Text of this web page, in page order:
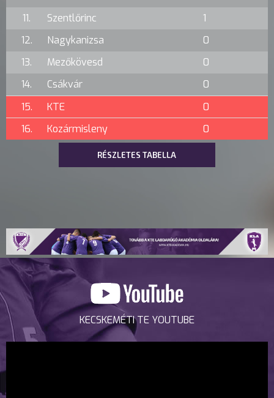
11.
Szentlőrinc
1
12.
Nagykanizsa
0
13.
Mezőkövesd
0
14.
Csákvár
0
15.
KTE
0
16.
Kozármisleny 0
RÉSZLETES TABELLA
KECSKEMÉTI TE YOUTUBE